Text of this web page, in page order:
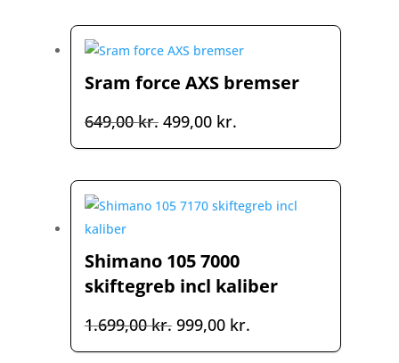
1.199,00 kr..
Sram force AXS bremser
649,00kr. Den
oprindelige
649,00 kr..
499,00 kr.
aktuelle
499,00 kr..
Shimano 105 7000
skiftegreb incl kaliber
1.699,00kr. Den
oprindelige
999,00 kr.
aktuelle